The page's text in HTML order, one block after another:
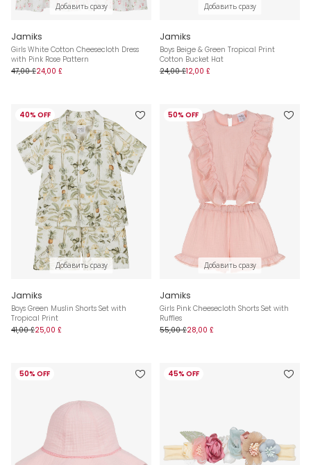
Добавить сразу
Jamiks
Girls White Cotton Cheesecloth Dress
with Pink Rose Pattern
47,00 £24,00 £
Добавить сразу
Jamiks
Boys Beige & Green Tropical Print
Cotton Bucket Hat
24,00 £12,00 £
40% OFF
Добавить сразу
Jamiks
Boys Green Muslin Shorts Set with
Tropical Print
41,00 £25,00 £
50% OFF
Добавить сразу
Jamiks
Girls Pink Cheesecloth Shorts Set with
Ruffles
55,00 £28,00 £
50% OFF 45% OFF